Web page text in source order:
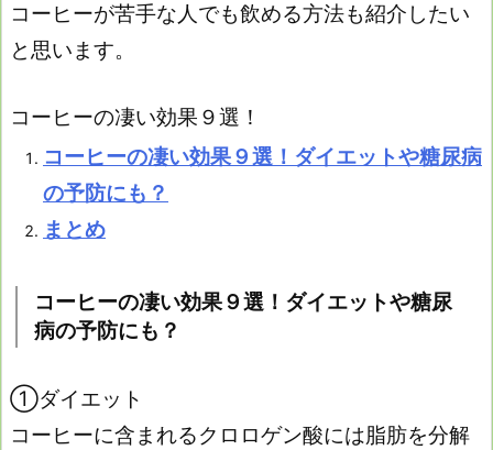
コーヒーが苦手な人でも飲める方法も紹介したい
と思います。
コーヒーの凄い効果９選！
コーヒーの凄い効果９選！ダイエットや糖尿病
の予防にも？
まとめ
コーヒーの凄い効果９選！ダイエットや糖尿
病の予防にも？
①ダイエット
コーヒーに含まれるクロロゲン酸には脂肪を分解